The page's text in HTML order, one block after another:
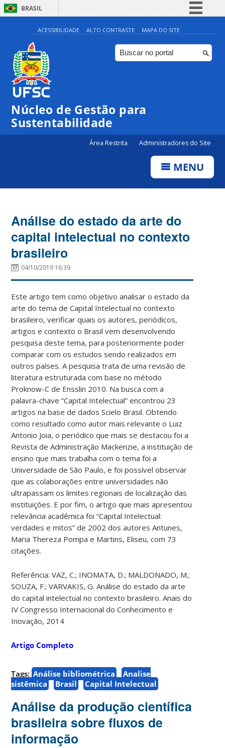
BRASIL
Simplifique!
Comunica BR
Participe
ACESSIBILIDADE ALTO CONTRASTE MAPA DO SITE
Núcleo de Gestão para
Sustentabilidade
Área Restrita Administradores do Site
MENU
Análise do estado da arte do
capital intelectual no contexto
brasileiro
04/10/2019 16:39
Este artigo tem como objetivo analisar o estado da
arte do tema de Capital Intelectual no contexto
brasileiro, verificar quais os autores, periódicos,
artigos e contexto o Brasil vem desenvolvendo
pesquisa deste tema, para posteriormente poder
comparar com os estudos sendo realizados em
outros países. A pesquisa trata de uma revisão de
literatura estruturada com base no método
Proknow-C de Ensslin 2010. Na busca com a
palavra-chave “Capital Intelectual” encontrou 23
artigos na base de dados Scielo Brasil. Obtendo
como resultado como autor mais relevante o Luiz
Antonio Joia, o periódico que mais se destacou foi a
Revista de Administração Mackenzie, a instituição de
ensino que mais trabalha com o tema foi a
Universidade de São Paulo, e foi possível observar
que as colaborações entre universidades não
ultrapassam os limites regionais de localização das
instituições. E por fim, o artigo que mais apresentou
relevância acadêmica foi “Capital Intelectual:
verdades e mitos” de 2002 dos autores Antunes,
Maria Thereza Pompa e Martins, Eliseu, com 73
citações.
Referência: VAZ, C.; INOMATA, D.; MALDONADO, M.;
SOUZA, F.; VARVAKIS, G. Análise do estado da arte
do capital intelectual no contexto brasileiro. Anais do
IV Congresso Internacional do Conhecimento e
Inovação, 2014
Artigo Completo
Tags: Análise bibliométrica
Analise
sistêmica
Brasil Capital Intelectual
Análise da produção científica
brasileira sobre fluxos de
informação